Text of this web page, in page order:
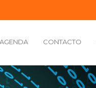
AGENDA CONTACTO